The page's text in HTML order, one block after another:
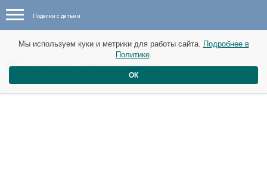
Поделки с детьми
Поделки с детьми - идеи - 15 октября
Объемная аппликация
Мы используем куки и метрики для работы сайта. Подробнее в
Политике.
ОК